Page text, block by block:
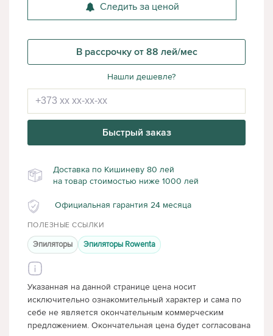
Следить за ценой
В рассрочку от 88 лей/мес
Нашли дешевле?
Быстрый заказ
Доставка по Кишиневу 80 лей
на товар стоимостью ниже 1000 лей
Официальная гарантия 24 месяца
ПОЛЕЗНЫЕ ССЫЛКИ
Эпиляторы Эпиляторы Rowenta
Указанная на данной странице цена носит
исключительно ознакомительный характер и сама по
себе не является окончательным коммерческим
предложением. Окончательная цена будет согласована